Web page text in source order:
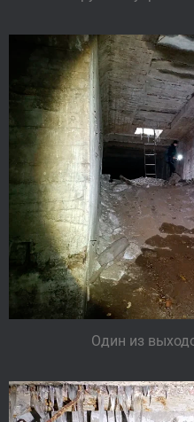
Один из